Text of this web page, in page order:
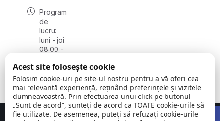
Program
de
lucru:
luni - joi
08:00 -
vineri
08:00 -
14:00
Acest site folosește cookie
Folosim cookie-uri pe site-ul nostru pentru a vă oferi cea
mai relevantă experiență, reținând preferințele și vizitele
dumneavoastră. Prin efectuarea unui click pe butonul
„Sunt de acord”, sunteți de acord ca TOATE cookie-urile să
fie utilizate. De asemenea, puteți să refuzați cookie-urile